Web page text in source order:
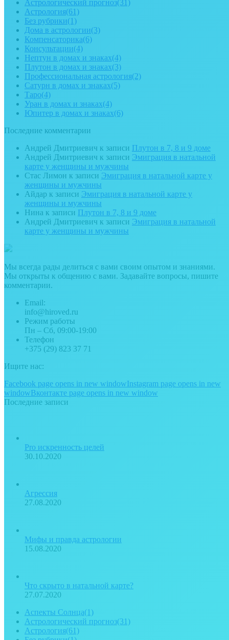
Астрологический прогноз(31)
Астрология(61)
Без рубрики(1)
Дома в астрологии(3)
Компенсаторика(6)
Консультации(4)
Нептун в домах и знаках(4)
Плутон в домах и знаках(3)
Профессиональная астрология(2)
Сатурн в домах и знаках(5)
Таро(4)
Уран в домах и знаках(4)
Юпитер в домах и знаках(6)
Последние комментарии
Андрей Дмитриевич к записи Плутон в 7, 8 и 9 доме
Андрей Дмитриевич к записи Эмиграция в натальной
карте у женщины и мужчины
Стас Лимон к записи Эмиграция в натальной карте у
женщины и мужчины
Айдар к записи Эмиграция в натальной карте у
женщины и мужчины
Нина к записи Плутон в 7, 8 и 9 доме
Андрей Дмитриевич к записи Эмиграция в натальной
карте у женщины и мужчины
Мы всегда рады делиться с вами своим опытом и знаниями.
Мы открыты к общению с вами. Задавайте вопросы, пишите
комментарии.
Email:
info@hiroved.ru
Режим работы
Пн – Сб, 09:00-19:00
Телефон
+375 (29) 823 37 71
Ищите нас:
Facebook page opens in new windowInstagram page opens in new
windowВконтакте page opens in new window
Последние записи
Pro искренность целей
30.10.2020
Агрессия
27.08.2020
Мифы и правда астрологии
15.08.2020
Что скрыто в натальной карте?
27.07.2020
Аспекты Солнца(1)
Астрологический прогноз(31)
Астрология(61)